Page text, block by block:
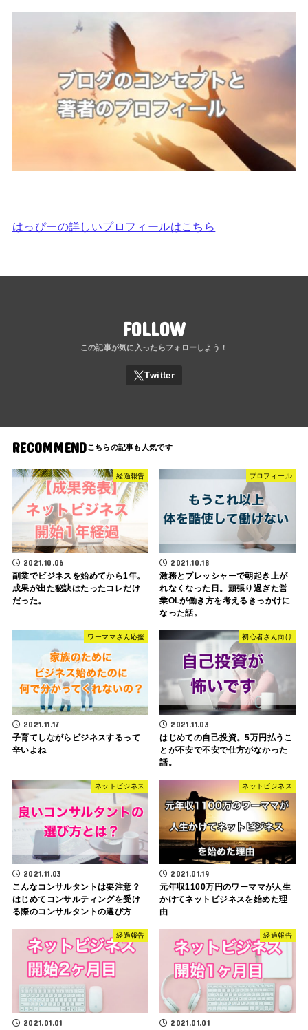
はっぴーの詳しいプロフィールはこちら
FOLLOW
RECOMMEND
経過報告
2021.10.06
副業でビジネスを始めてから1年。
成果が出た秘訣はたったコレだけ
だった。
プロフィール
2021.10.18
激務とプレッシャーで朝起き上が
れなくなった日。頑張り過ぎた営
業OLが働き方を考えるきっかけに
なった話。
ワーママさん応援
2021.11.17
子育てしながらビジネスするって
辛いよね
初心者さん向け
2021.11.03
はじめての自己投資。5万円払うこ
とが不安で不安で仕方がなかった
話。
ネットビジネス
2021.11.03
こんなコンサルタントは要注意？
はじめてコンサルティングを受け
る際のコンサルタントの選び方
ネットビジネス
2021.01.19
元年収1100万円のワーママが人生
かけてネットビジネスを始めた理
由
経過報告
2021.01.01
経過報告
2021.01.01